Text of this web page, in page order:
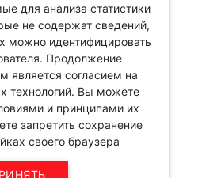
перехода права
долю учредителю
юридического лица.
для анализа статистики
не содержат сведений,
можно идентифицировать
Продолжение
является согласием на
технологий. Вы можете
и принципами их
запретить сохранение
своего браузера
по телефону в рабочие